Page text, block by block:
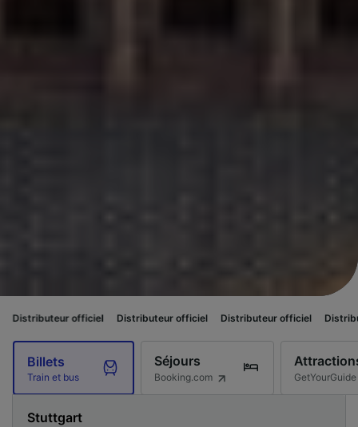
Distributeur officiel Distributeur officiel Distributeur officiel
Billets
Train et bus
Séjours
Booking.com GetYourGuide